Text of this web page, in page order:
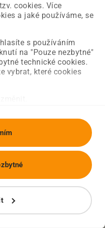
cookies. Více
a jaké používáme, se
s používáním
na "Pouze nezbytné"
technické cookies.
vybrat, které cookies
a už ji opravujeme.
požadovanou stránku.
Úvodní strana